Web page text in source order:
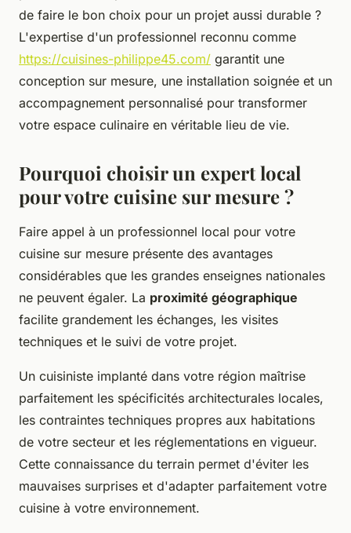
de faire le bon choix pour un projet aussi durable ?
L'expertise d'un professionnel reconnu comme
https://cuisines-philippe45.com/ garantit une
conception sur mesure, une installation soignée et un
accompagnement personnalisé pour transformer
votre espace culinaire en véritable lieu de vie.
Pourquoi choisir un expert local
pour votre cuisine sur mesure ?
Faire appel à un professionnel local pour votre
cuisine sur mesure présente des avantages
considérables que les grandes enseignes nationales
ne peuvent égaler. La proximité géographique
facilite grandement les échanges, les visites
techniques et le suivi de votre projet.
Un cuisiniste implanté dans votre région maîtrise
parfaitement les spécificités architecturales locales,
les contraintes techniques propres aux habitations
de votre secteur et les réglementations en vigueur.
Cette connaissance du terrain permet d'éviter les
mauvaises surprises et d'adapter parfaitement votre
cuisine à votre environnement.